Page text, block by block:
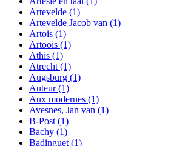
Artevelde (1)
Artevelde Jacob van (1)
Artois (1)
Artoois (1)
Athis (1)
Atrecht (1)
Augsburg (1)
Auteur(1)
Aux modernes (1)
Avesnes, Jan van (1)
B-Post (1)
Bachy (1)
Badinguet (1)